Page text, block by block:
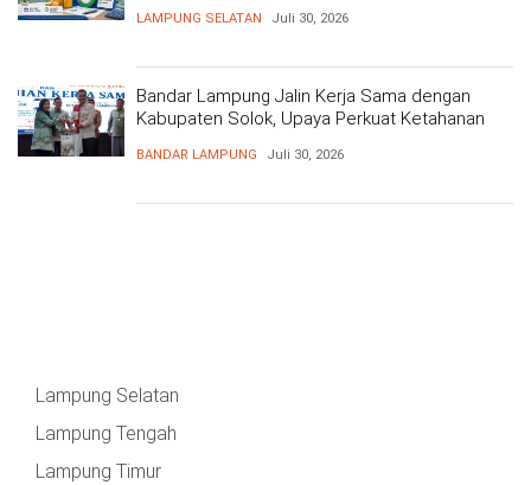
LAMPUNG SELATAN Juli 30, 2026
Bandar Lampung Jalin Kerja Sama dengan
Kabupaten Solok, Upaya Perkuat Ketahanan
BANDAR LAMPUNG Juli 30, 2026
Lampung Selatan
Lampung Tengah
Lampung Timur